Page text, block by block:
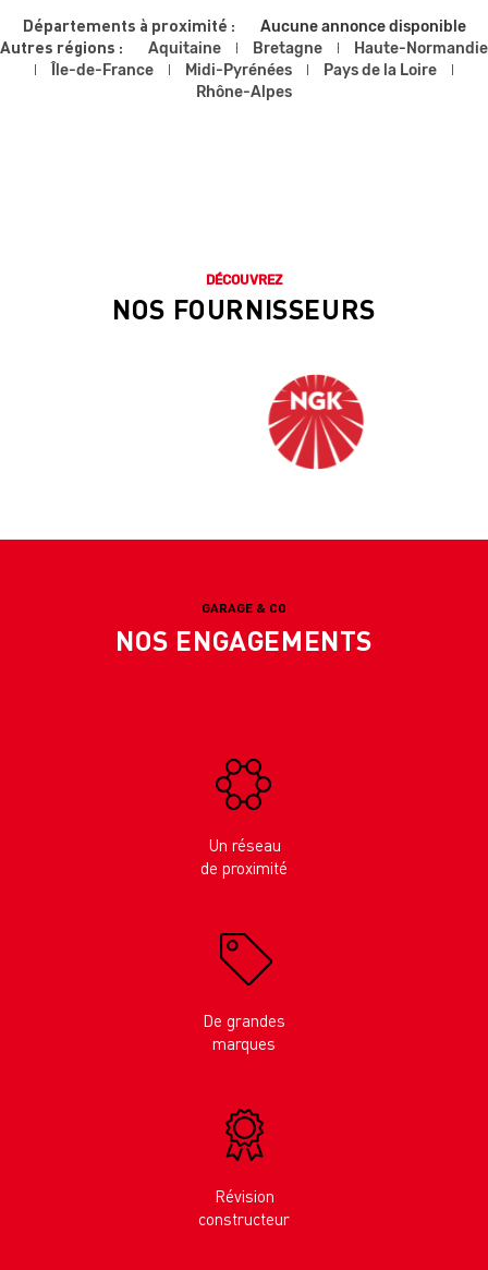
Départements à proximité : Aucune annonce disponible
Autres régions : Aquitaine Bretagne
Haute-Normandie
Île-de-France
Midi-Pyrénées
Pays de la Loire
Rhône-Alpes
DÉCOUVREZ
NOS FOURNISSEURS
GARAGE & CO
NOS ENGAGEMENTS
Un réseau
de proximité
De grandes
marques
Révision
constructeur